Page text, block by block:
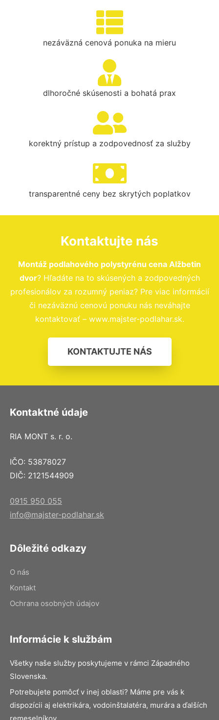
nezáväzná cenová ponuka na mieru
dlhoročné skúsenosti a bohatá prax
korektný prístup a zodpovednosť za služby
transparentné ceny bez skrytých poplatkov
Kontaktujte nás
Montáž podlahového polystyrénu cena Alžbetin
dvor? Hľadáte na to skúsených a zodpovedných
profesionálov za rozumný peniaz? Pre viac informácií
či nezáväznú cenovú ponuku nás neváhajte
kontaktovať – www.majster-podlahar.sk.
KONTAKTUJTE NÁS
Kontaktné údaje
RIA MONT s. r. o.
IČO: 53878027
DIČ: 2121544909
0915 950 055
info@majster-podlahar.sk
Dôležité odkazy
O nás
Kontakt
Ochrana osobných údajov
Informácie k službám
Všetky naše služby poskytujeme v rámci Západného
Slovenska.
Potrebujete pomôcť v inej oblasti? Máme pre vás k
dispozícii aj elektrikára, vodoinštalatéra, murára a ďalších